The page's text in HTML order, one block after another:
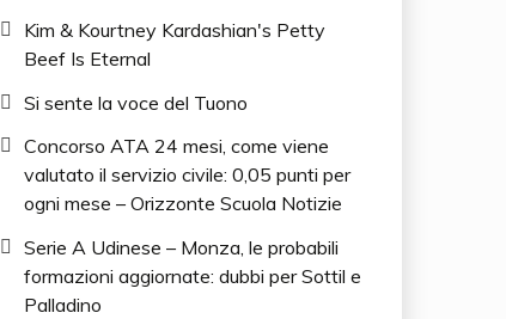
Kim & Kourtney Kardashian's Petty
Beef Is Eternal
Si sente la voce del Tuono
Concorso ATA 24 mesi, come viene
valutato il servizio civile: 0,05 punti per
ogni mese – Orizzonte Scuola Notizie
Serie A Udinese – Monza, le probabili
formazioni aggiornate: dubbi per Sottil e
Palladino